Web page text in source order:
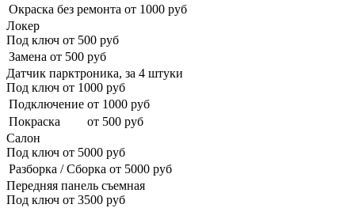
Окраска без ремонта от 1000 руб
Локер
Под ключ от 500 руб
Замена от 500 руб
Датчик парктроника, за 4 штуки
Под ключ от 1000 руб
Подключение от 1000 руб
Покраска
от 500 руб
Салон
Под ключ от 5000 руб
Разборка / Сборка от 5000 руб
Передняя панель съемная
Под ключ от 3500 руб